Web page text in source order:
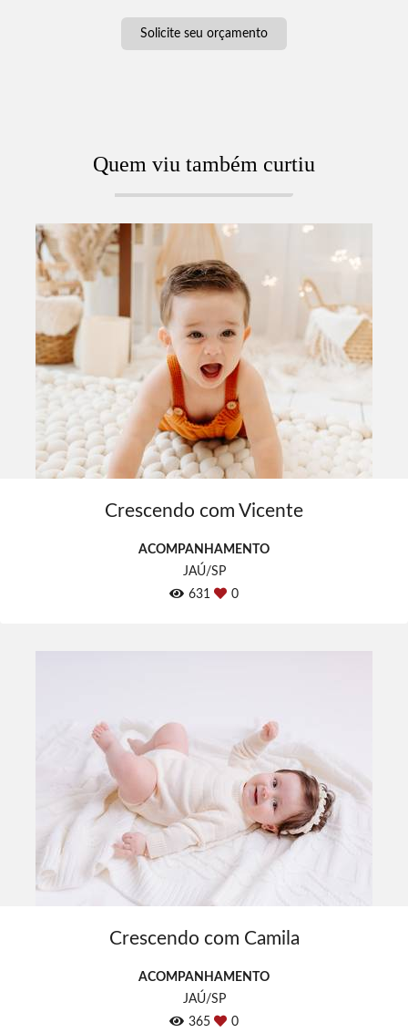
Solicite seu orçamento
Quem viu também curtiu
Crescendo com Vicente
ACOMPANHAMENTO
JAÚ/SP
631
0
Crescendo com Camila
ACOMPANHAMENTO
JAÚ/SP
365
0